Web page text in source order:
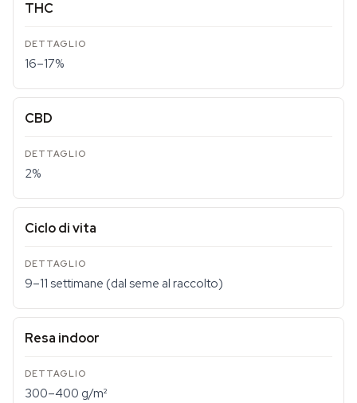
THC
16–17%
CBD
2%
Ciclo di vita
9–11 settimane (dal seme al raccolto)
Resa indoor
300–400 g/m²